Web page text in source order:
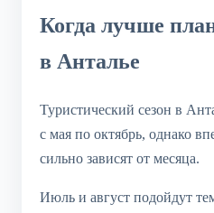
Когда лучше
в Анталье
Туристический сезон в
с мая по октябрь, однако
сильно зависят от месяца.
Июль и август подойдут